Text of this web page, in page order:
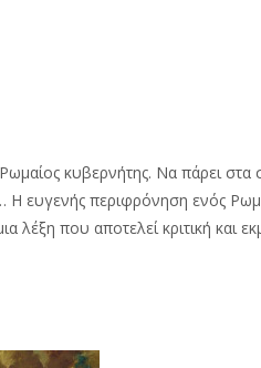
κυβερνήτης. Να πάρει στα
H ευγενής περιφρόνηση ενός
που αποτελεί κριτική και